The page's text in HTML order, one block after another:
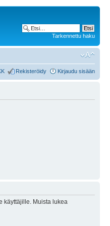
Tarkennettu haku
Rekisteröidy Kirjaudu sisään
käyttäjille. Muista lukea